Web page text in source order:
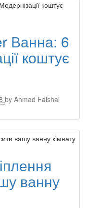
Ванна: 6
коштує
by Ahmad Faishal
ванну